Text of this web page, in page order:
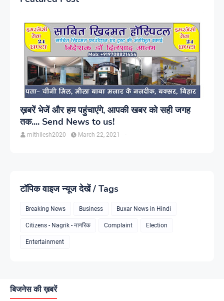
ख़बरें भेजें और हम पहुंचाएंगे, आपकी खबर को सही जगह
तक.... Send News to us!
mithilesh2020 -
March 22, 2021
टॉपिक वाइज न्यूज देखें / Tags
Breaking News Business Buxar News in Hindi
Citizens - Nagrik - नागरिक Complaint Election
Entertainment
बिजनेस की ख़बरें